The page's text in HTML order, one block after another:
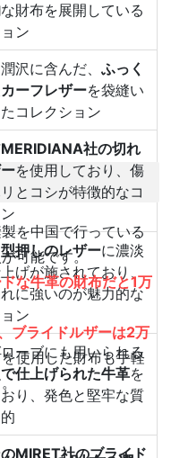
な財布を展開している
ン
沢に含んだ、ふっく
ーフレザーを袋縫い
コレクション
社の切れ
を使用しており、傷
とコシが特徴的なコ
押しのレザーに濃淡
げが施されており、
に強いのが魅力的な
ン
ーブにも用いられる
仕上げられた牛革を
り、発色と堅牢な質
MIRET社のブライド
を中国で行っている
可能です。
な牛革の財布だと1万
ブライドルザーは2万
使用した財布も手軽